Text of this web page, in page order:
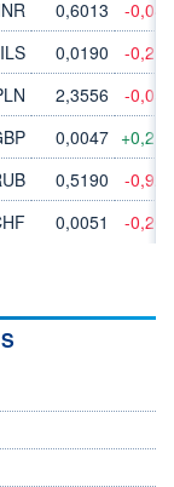
0,6013 -
0,0190 -
2,3556 -
0,0047
0,5190 -
0,0051 -